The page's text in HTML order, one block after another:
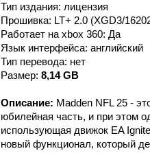
Тип издания: лицензия
Прошивка: LT+ 2.0 (XGD3/
Работает на xbox 360: Да
Язык интерфейса: английский
Тип перевода: нет
Размер: 8,14 GB
Описание: Madden NFL 25 -
юбилейная часть, и при этом
использующая движок EA
новый функционал, который